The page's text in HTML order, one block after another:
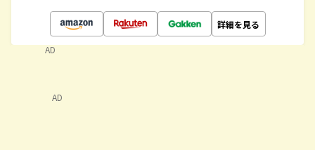
詳細を見る
AD
AD